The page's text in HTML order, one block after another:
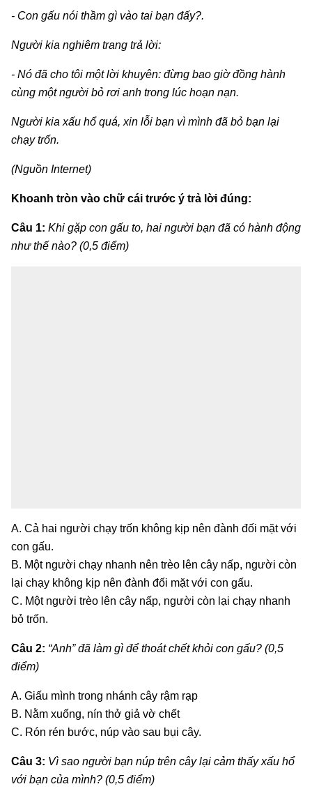
- Con gấu nói thầm gì vào tai bạn đấy?.
Người kia nghiêm trang trả lời:
- Nó đã cho tôi một lời khuyên: đừng bao giờ đồng hành
cùng một người bỏ rơi anh trong lúc hoạn nạn.
Người kia xấu hổ quá, xin lỗi bạn vì mình đã bỏ bạn lại
chạy trốn.
(Nguồn Internet)
Khoanh tròn vào chữ cái trước ý trả lời đúng:
Câu 1: Khi gặp con gấu to, hai người bạn đã có hành động
như thế nào? (0,5 điểm)
A. Cả hai người chạy trốn không kịp nên đành đối mặt với
con gấu.
B. Một người chạy nhanh nên trèo lên cây nấp, người còn
lại chạy không kịp nên đành đối mặt với con gấu.
C. Một người trèo lên cây nấp, người còn lại chạy nhanh
bỏ trốn.
Câu 2: “Anh” đã làm gì để thoát chết khỏi con gấu? (0,5
điểm)
A. Giấu mình trong nhánh cây rậm rạp
B. Nằm xuống, nín thở giả vờ chết
C. Rón rén bước, núp vào sau bụi cây.
Câu 3: Vì sao người bạn núp trên cây lại cảm thấy xấu hổ
với bạn của mình? (0,5 điểm)